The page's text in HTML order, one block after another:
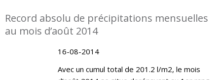
Record absolu de précipitations mensuelles
au mois d’août 2014
16-08-2014
Avec un cumul total de 201.2 l/m2, le mois